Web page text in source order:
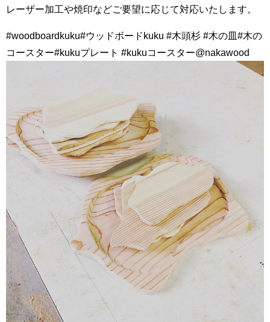
レーザー加工や焼印などご要望に応じて対応いたします。
#woodboardkuku#ウッドボードkuku #木頭杉 #木の皿#木の
コースター#kukuプレート #kukuコースター@nakawood